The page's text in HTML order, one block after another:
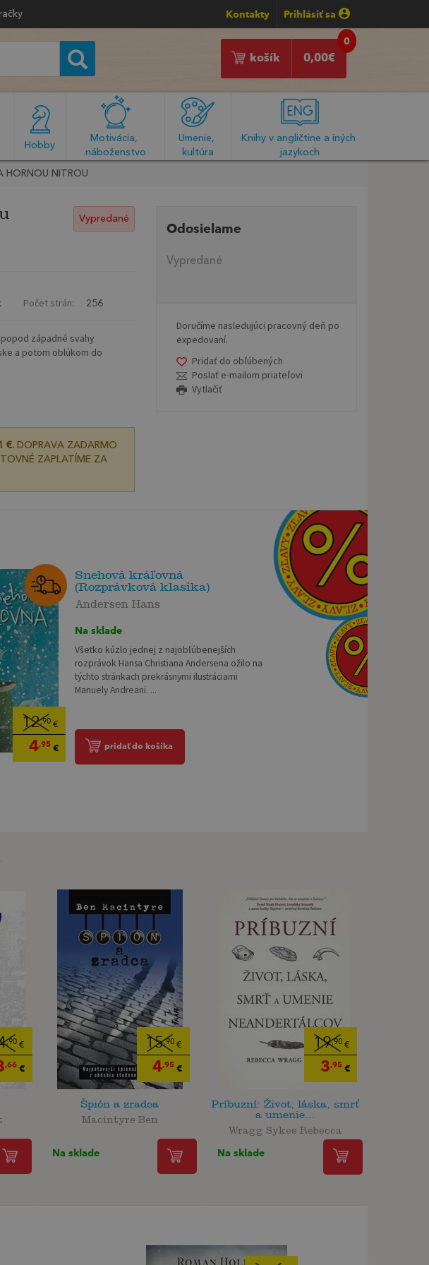
Kontakty Prihlásiť sa
0
0,00€
košík
Hobby
Motivácia,
náboženstvo
Umenie,
kultúra
Knihy v angličtine a iných
jazykoch
HORNOU NITROU
Vypredané
Počet strán: 256
západné svahy
a potom oblúkom do
€.DOPRAVA ZADARMO
ZAPLATÍME ZA
Odosielame
Vypredané
Doručíme nasledujúci pracovný deň po
expedovaní.
Pridať do obľúbených
Poslať e-mailom priateľovi
Vytlačiť
12,90€
4,95€
Snehová kráľovná
(Rozprávková klasika)
Andersen Hans
Na sklade
Všetko kúzlo jednej z najobľúbenejších
rozprávok Hansa Christiana Andersena ožilo na
týchto stránkach prekrásnymi ilustráciami
Manuely Andreani. ...
pridať do košíka
,90 €
,66 €
15,90 €
4,95 €
Špión a zradca
Macintyre Ben
Na sklade
19,90€
3,95€
Príbuzní: Život, láska, smrť
a umenie...
Wragg Sykes Rebecca
Na sklade